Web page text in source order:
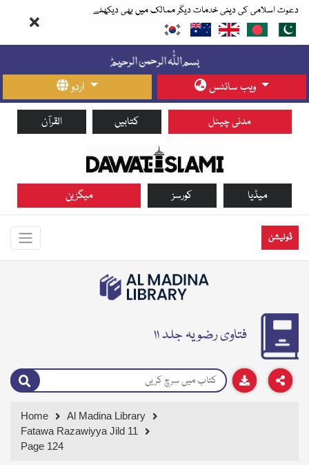
دعوت اسلامی کی دینی خدمات دیگر ممالک میں بھی دیکھئے
اردو ویب سائٹس
القرآن کتابیں مدنی چینل
میگزین کورسز میڈیا
ڈونیشن
فتاوی رضویہ جلد ۱۱
Home
Al Madina Library
Fatawa Razawiyya Jild 11
Page 124